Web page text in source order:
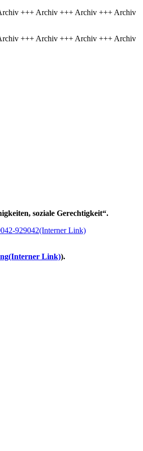
+++ Archiv +++ Archiv +++ Archiv
+++ Archiv +++ Archiv +++ Archiv
soziale Gerechtigkeit“.
929042(Interner Link)
(Interner Link)).